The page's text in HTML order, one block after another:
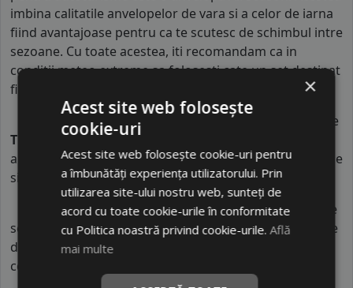
imbina calitatile anvelopelor de vara si a celor de iarna
fiind avantajoase pentru ca te scutesc de schimbul intre
sezoane. Cu toate acestea, iti recomandam ca in
conditii meteo extreme sa folosesti cate un set destinat
fiecarui sezon..
Indicele de viteza
al anvelopei all seasonROADX este
T . Acest indice confirma ca anvelopa poate rula pe
autovehicule o viteza maxima de 190 km/h in conditii de
siguranta.
Indicele de sarcina al anvelopei este79. Acest indice
semnifica faptul ca anvelopa poate rula cu o capacitate
de incarcare maxima de 437 kg pe fiecare roata in
conditii de siguranta.
×
Acest site web folosește
cookie-uri
Acest site web folosește cookie-uri pentru
a îmbunătăți experiența utilizatorului. Prin
utilizarea site-ului nostru web, sunteți de
acord cu toate cookie-urile în conformitate
cu Politica noastră privind cookie-urile.Află
mai multe